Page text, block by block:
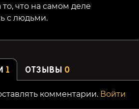
что на самом деле
с людьми.
1 ОТЗЫВЫ 0
комментарии. Войти